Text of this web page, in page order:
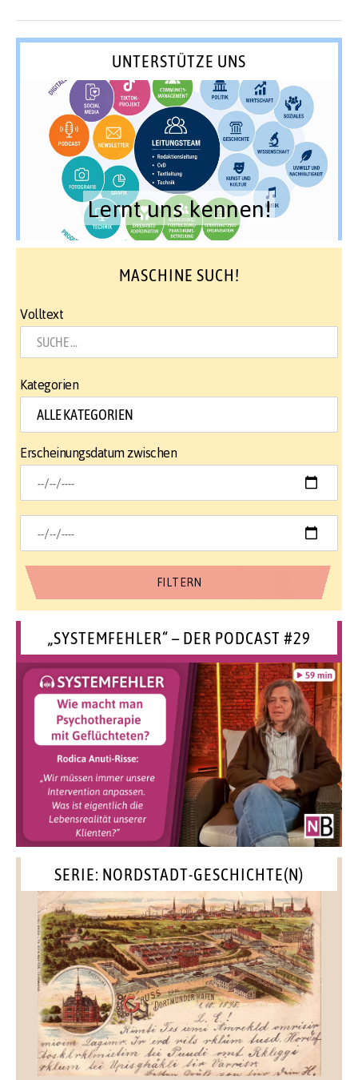
UNTERSTÜTZE UNS
Lernt uns kennen!
MASCHINE SUCH!
Volltext
Kategorien
Erscheinungsdatum zwischen
„SYSTEMFEHLER“ – DER PODCAST #29
SERIE: NORDSTADT-GESCHICHTE(N)